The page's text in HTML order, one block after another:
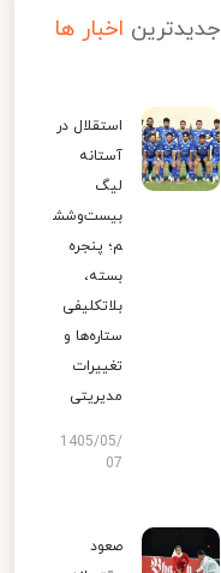
جدیدترین اخبار ها
استقلال در
آستانه
لیگ
بیست‌وشش
م؛ پنجره
بسته،
بلاتکلیفی
ستاره‌ها و
تغییرات
مدیریتی
1405/05/
07
صعود